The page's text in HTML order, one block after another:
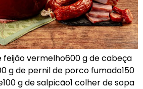
feijão vermelho600 g de cabeça
g de pernil de porco fumado150
g de salpicão1 colher de sopa